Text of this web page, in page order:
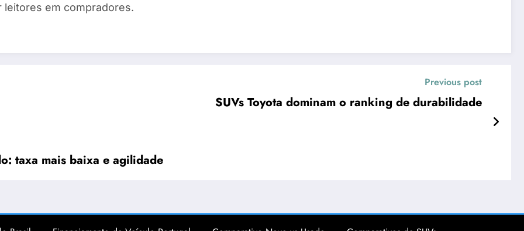
leitores em compradores.
Previous post
SUVs Toyota dominam o ranking de durabilidade
taxa mais baixa e agilidade